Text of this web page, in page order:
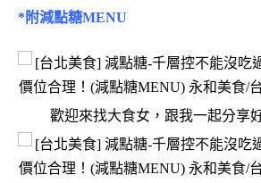
*附減點糖MENU
歡迎來找大食女，跟我一起分享